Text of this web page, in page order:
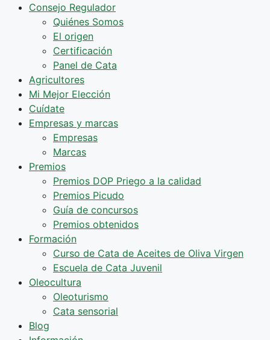
Consejo Regulador
Quiénes Somos
El origen
Certificación
Panel de Cata
Agricultores
Mi Mejor Elección
Cuídate
Empresas y marcas
Empresas
Marcas
Premios
Premios DOP Priego a la calidad
Premios Picudo
Guía de concursos
Premios obtenidos
Formación
Curso de Cata de Aceites de Oliva Virgen
Escuela de Cata Juvenil
Oleocultura
Oleoturismo
Cata sensorial
Blog